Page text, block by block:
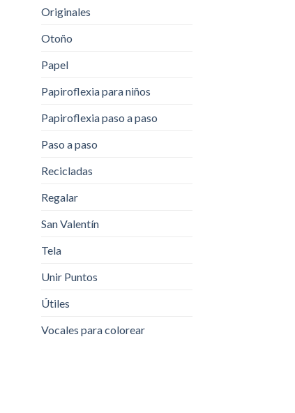
Originales
Otoño
Papel
Papiroflexia para niños
Papiroflexia paso a paso
Paso a paso
Recicladas
Regalar
San Valentín
Tela
Unir Puntos
Útiles
Vocales para colorear